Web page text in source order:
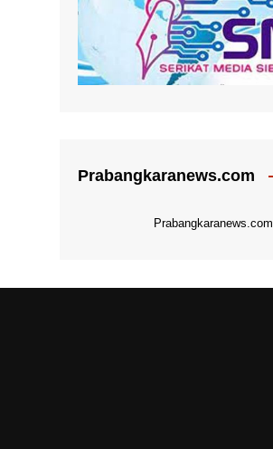
Prabangkaranews.com
Prabangkaranews.com